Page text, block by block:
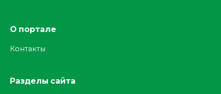
О портале
Контакты
Разделы сайта